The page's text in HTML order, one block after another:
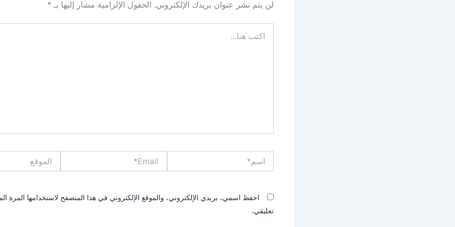
لن يتم نشر عنوان بريدك الإلكتروني. الحقول الإلزامية مشار إليها بـ *
هنا...
احفظ اسمي، بريدي الإلكتروني، والموقع الإلكتروني في هذا المتصفح لاستخدامها المرة
تعليقي.